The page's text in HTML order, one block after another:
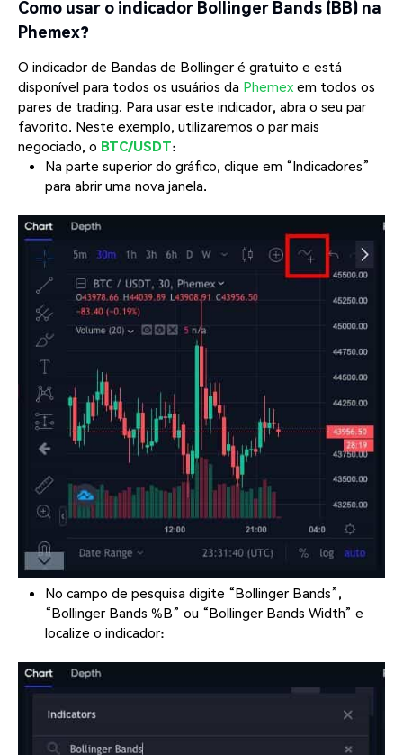
Como usar o indicador Bollinger Bands (BB) na
Phemex?
O indicador de Bandas de Bollinger é gratuito e está
disponível para todos os usuários da Phemex em todos os
pares de trading. Para usar este indicador, abra o seu par
favorito. Neste exemplo, utilizaremos o par mais
negociado, o BTC/USDT:
Na parte superior do gráfico, clique em “Indicadores”
para abrir uma nova janela.
No campo de pesquisa digite “Bollinger Bands”,
“Bollinger Bands %B” ou “Bollinger Bands Width” e
localize o indicador: